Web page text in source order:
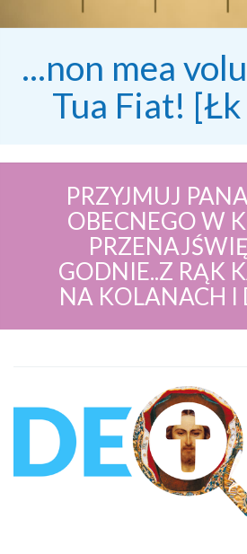
...non mea
Tua Fiat!
PRZYJMUJ
OBECNEGO W
GODNIE..Z RĄK
NA KOLANACH I